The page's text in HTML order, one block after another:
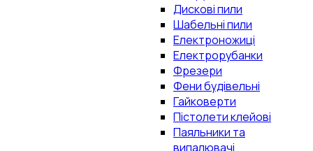
Дискові пили
Шабельні пили
Електроножиці
Електрорубанки
Фрезери
Фени будівельні
Гайковерти
Пістолети клейові
Паяльники та
випалювачі